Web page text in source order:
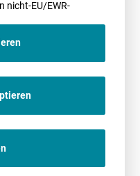
nicht-EU/EWR-